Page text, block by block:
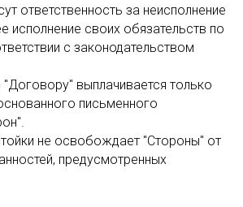
ответственность за неисполнение
исполнение своих обязательств по
с законодательством
"Договору" выплачивается только
письменного
не освобождает "Стороны" от
предусмотренных